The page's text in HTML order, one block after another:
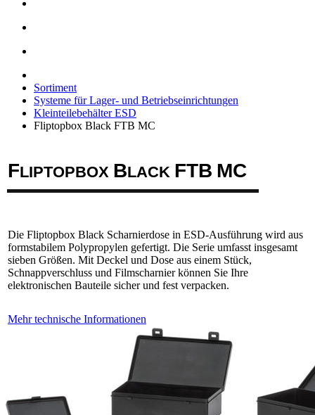
Sortiment
Systeme für Lager- und Betriebseinrichtungen
Kleinteilebehälter ESD
Fliptopbox Black FTB MC
FLIPTOPBOX BLACK FTB MC
Die Fliptopbox Black Scharnierdose in ESD-Ausführung wird aus
formstabilem Polypropylen gefertigt. Die Serie umfasst insgesamt
sieben Größen. Mit Deckel und Dose aus einem Stück,
Schnappverschluss und Filmscharnier können Sie Ihre
elektronischen Bauteile sicher und fest verpacken.
Mehr technische Informationen